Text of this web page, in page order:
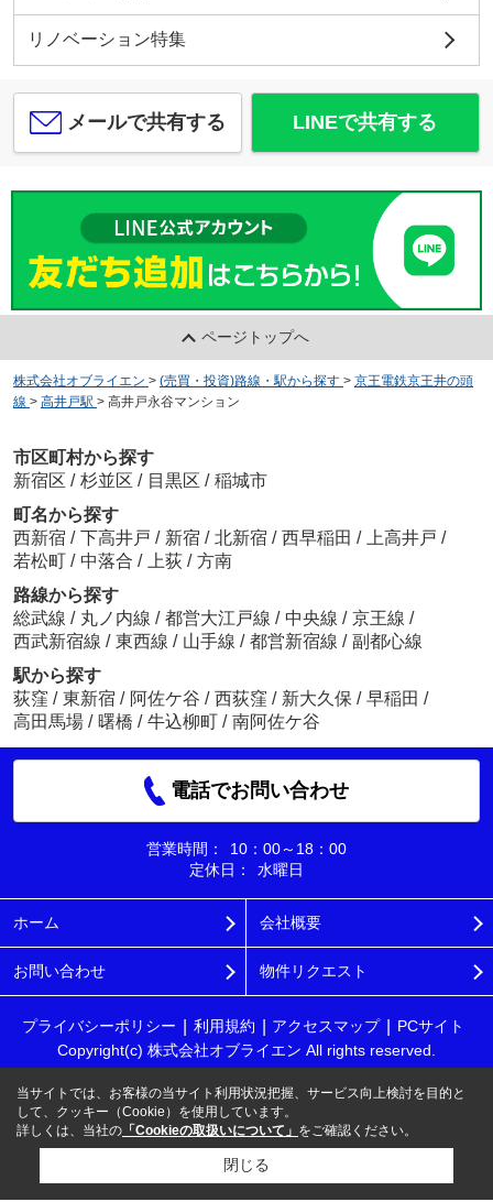
リノベーション特集
メールで共有する LINEで共有する
ページトップへ
株式会社オブライエン > (売買・投資)路線・駅から探す > 京王電鉄京王井の頭
線 > 高井戸駅 > 高井戸永谷マンション
市区町村から探す
新宿区 / 杉並区 / 目黒区 / 稲城市
町名から探す
西新宿 / 下高井戸 / 新宿 / 北新宿 / 西早稲田 / 上高井戸 /
若松町 / 中落合 / 上荻 / 方南
路線から探す
総武線 / 丸ノ内線 / 都営大江戸線 / 中央線 / 京王線 /
西武新宿線 / 東西線 / 山手線 / 都営新宿線 / 副都心線
駅から探す
荻窪 / 東新宿 / 阿佐ケ谷 / 西荻窪 / 新大久保 / 早稲田 /
高田馬場 / 曙橋 / 牛込柳町 / 南阿佐ケ谷
電話でお問い合わせ
営業時間：
10：00～18：00
定休日：
水曜日
ホーム 会社概要
お問い合わせ 物件リクエスト
プライバシーポリシー 利用規約 アクセスマップ
PCサイト
Copyright(c) 株式会社オブライエン All rights reserved.
当サイトでは、お客様の当サイト利用状況把握、サービス向上検討を目的と
して、クッキー（Cookie）を使用しています。
詳しくは、当社の 「Cookieの取扱いについて」 をご確認ください。
閉じる